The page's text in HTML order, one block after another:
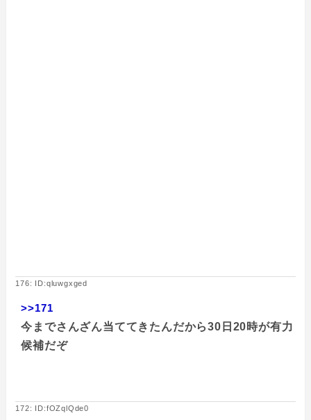
176: ID:qluwgxged
>>171
今までさんざん当ててきたんだから30日20時が有力
候補だぞ
172: ID:fOZqlQde0